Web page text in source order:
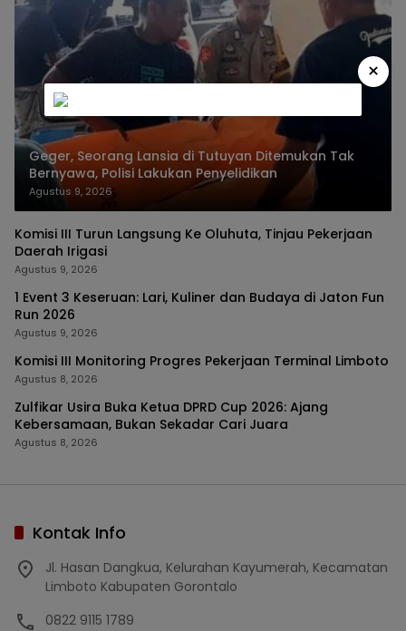
Geger, Seorang Lansia di Tutuyan Ditemukan Tak
Bernyawa, Polisi Lakukan Penyelidikan
Agustus 9, 2026
Komisi III Turun Langsung Ke Oluhuta, Tinjau Pekerjaan
Daerah Irigasi
Agustus 9, 2026
1 Event 3 Keseruan: Lari, Kuliner dan Budaya di Jaton Fun
Run 2026
Agustus 9, 2026
Komisi III Monitoring Progres Pekerjaan Terminal Limboto
Agustus 8, 2026
Zulfikar Usira Buka Ketua DPRD Cup 2026: Ajang
Kebersamaan, Bukan Sekadar Cari Juara
Agustus 8, 2026
Kontak Info
Jl. Hasan Dangkua, Kelurahan Kayumerah, Kecamatan
Limboto Kabupaten Gorontalo
0822 9115 1789
×